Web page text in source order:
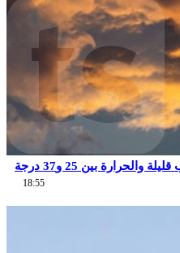
والحرارة بين 25 و37 درجة
18:55